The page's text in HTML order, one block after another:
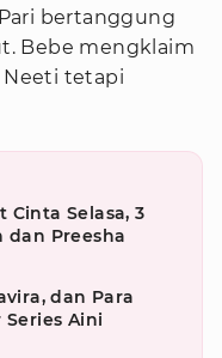
bertanggung
Bebe mengklaim
Neeti tetapi
Cinta Selasa, 3
dan Preesha
dan Para
Aini